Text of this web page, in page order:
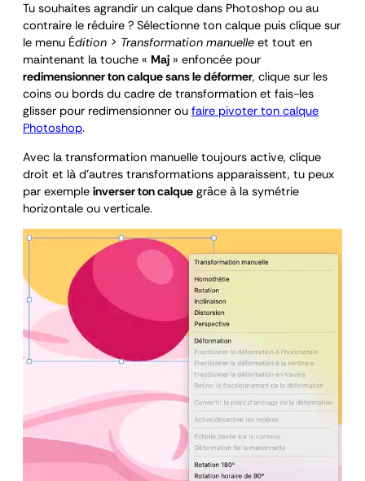
Tu souhaites agrandir un calque dans Photoshop ou au
contraire le réduire ? Sélectionne ton calque puis clique sur
le menu Édition > Transformation manuelle et tout en
maintenant la touche « Maj » enfoncée pour
redimensionner ton calque sans le déformer, clique sur les
coins ou bords du cadre de transformation et fais-les
glisser pour redimensionner ou faire pivoter ton calque
Photoshop.
Avec la transformation manuelle toujours active, clique
droit et là d’autres transformations apparaissent, tu peux
par exemple inverser ton calque grâce à la symétrie
horizontale ou verticale.